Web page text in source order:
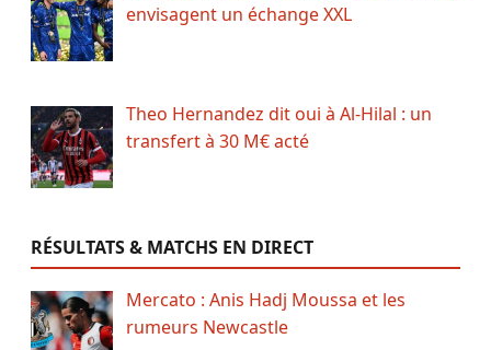
envisagent un échange XXL
Theo Hernandez dit oui à Al-Hilal : un
transfert à 30 M€ acté
RÉSULTATS & MATCHS EN DIRECT
Mercato : Anis Hadj Moussa et les
rumeurs Newcastle